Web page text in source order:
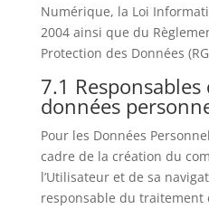
Numérique, la Loi
2004 ainsi que du
Protection des Données
7.1
données
Pour les Données
cadre de la création du
l’Utilisateur et de sa
responsable du traitement